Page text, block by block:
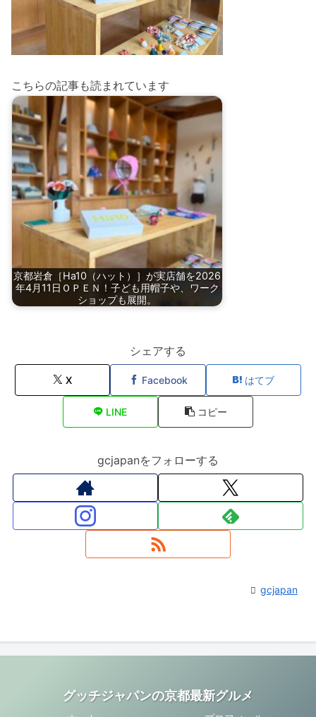
こちらの記事も読まれています
京都岩倉［Ha10（ハット）］が実店舗を2026
年4月11日ＯＰＥＮ！子ども用帽子や、ワーク
ショップも展開。
シェアする
X Facebook はてブ
LINE コピー
gcjapanをフォローする
gcjapan
グッチジャパンの京都最新グルメ